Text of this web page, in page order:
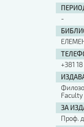
АУТОР / AUTHOR
-
+381
ЗА
Проф.